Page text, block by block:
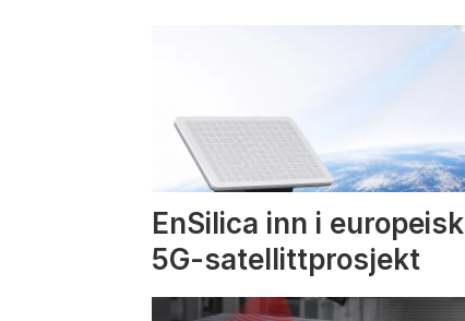
EnSilica inn i europeisk
5G-satellittprosjekt